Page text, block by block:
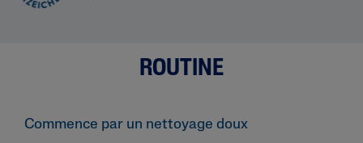
ROUTINE
Commence par un nettoyage doux